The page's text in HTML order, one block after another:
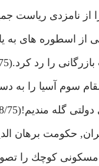
نامزدى رياست
از اسطوره هاى به
را رد كرد.(7/8/75)
سوم آسيا را به
گله منديم!(8/8/75)
حكومت برهان الدين